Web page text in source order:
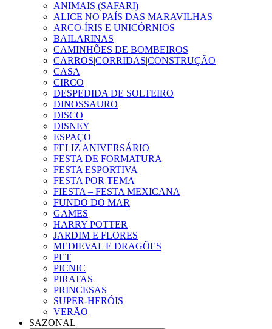
ANIMAIS (SAFARI)
ALICE NO PAÍS DAS MARAVILHAS
ARCO-ÍRIS E UNICÓRNIOS
BAILARINAS
CAMINHÕES DE BOMBEIROS
CARROS|CORRIDAS|CONSTRUÇÃO
CASA
CIRCO
DESPEDIDA DE SOLTEIRO
DINOSSAURO
DISCO
DISNEY
ESPAÇO
FELIZ ANIVERSÁRIO
FESTA DE FORMATURA
FESTA ESPORTIVA
FESTA POR TEMA
FIESTA – FESTA MEXICANA
FUNDO DO MAR
GAMES
HARRY POTTER
JARDIM E FLORES
MEDIEVAL E DRAGÕES
PET
PICNIC
PIRATAS
PRINCESAS
SUPER-HERÓIS
VERÃO
SAZONAL